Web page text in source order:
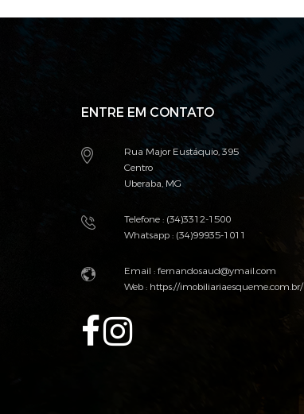
ENTRE EM CONTATO
Rua Major Eustáquio, 395
Centro
Uberaba, MG
Telefone : (34)3312-1500
Whatsapp : (34)99935-1011
Email : fernandosaud@ymail.com
Web : https://imobiliariaesqueme.com.br/